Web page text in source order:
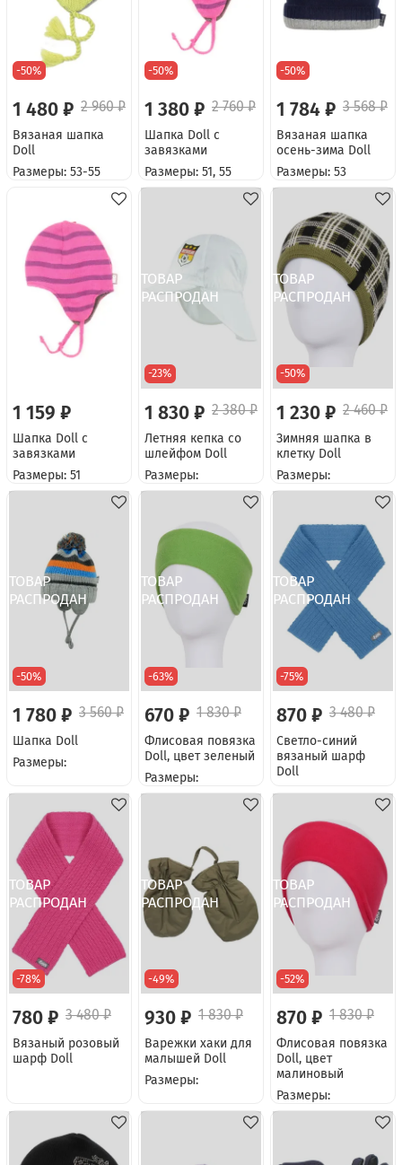
-50%
1 480 ₽ 2 960 ₽
Вязаная шапка
Doll
Размеры: 53-55
-50%
1 380 ₽ 2 760 ₽
Шапка Doll с
завязками
Размеры: 51, 55
-50%
1 784 ₽ 3 568 ₽
Вязаная шапка
осень-зима Doll
Размеры: 53
1 159 ₽
Шапка Doll с
завязками
Размеры: 51
-23%
1 830 ₽ 2 380 ₽
Летняя кепка со
шлейфом Doll
Размеры:
-50%
1 230 ₽ 2 460 ₽
Зимняя шапка в
клетку Doll
Размеры:
-50%
1 780 ₽ 3 560 ₽
Шапка Doll
Размеры:
-63%
670 ₽ 1 830 ₽
Флисовая повязка
Doll, цвет зеленый
Размеры:
-75%
870 ₽ 3 480 ₽
Светло-синий
вязаный шарф
Doll
-78%
780 ₽ 3 480 ₽
Вязаный розовый
шарф Doll
-49%
930 ₽ 1 830 ₽
Варежки хаки для
малышей Doll
Размеры:
-52%
870 ₽ 1 830 ₽
Флисовая повязка
Doll, цвет
малиновый
Размеры: